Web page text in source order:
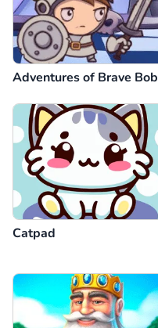
Adventures of Brave Bob
Catpad